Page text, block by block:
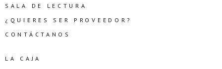
SALA DE LECTURA
¿QUIERES SER PROVEEDOR?
CONTÁCTANOS
LA CAJA